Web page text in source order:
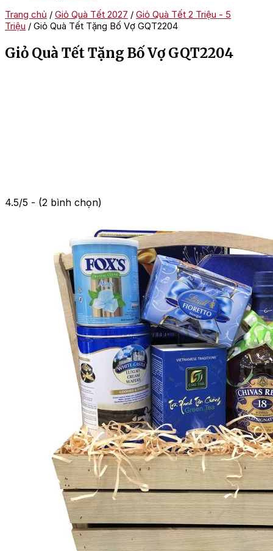
Trang chủ / Giỏ Quà Tết 2027 / Giỏ Quà Tết 2 Triệu - 5
Triệu / Giỏ Quà Tết Tặng Bố Vợ GQT2204
Giỏ Quà Tết Tặng Bố Vợ GQT2204
4.5/5 - (2 bình chọn)